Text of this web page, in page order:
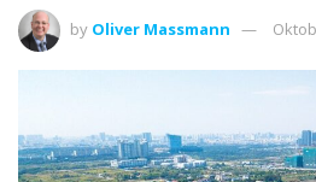
by Oliver Massmann